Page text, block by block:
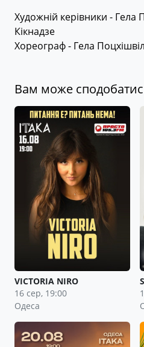
Художній керівники - Гела
Кікнадзе
Хореограф - Гела
Вам може
VICTORIA NIRO
16 сер, 19:00
Одеса